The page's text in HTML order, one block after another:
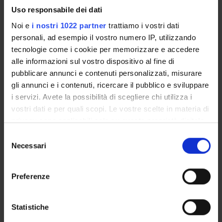
Uso responsabile dei dati
Noi e i nostri 1022 partner trattiamo i vostri dati
personali, ad esempio il vostro numero IP, utilizzando
tecnologie come i cookie per memorizzare e accedere
alle informazioni sul vostro dispositivo al fine di
pubblicare annunci e contenuti personalizzati, misurare
gli annunci e i contenuti, ricercare il pubblico e sviluppare
i servizi. Avete la possibilità di scegliere chi utilizza i
vostri dati e per quali scopi. Le vostre scelte in materia di
privacy sono applicabili solo su questa proprietà digitale
modificare o revocare il proprio consenso in qualsiasi
momento dalla Dichiarazione sui cookie o facendo clic
raccogliere informazioni sulla tua posizione
geografica, con un'approssimazione di qualche
delNecessari
Preferenze
Statistiche
età nella responsabilità extracontrattuale
CONCLUSIONI
Prof. CARLO GRANELLI, Università di Pavia
MODERATORE: Prof. STEFANO TROIANO, Università di
Verona
Prof. Riccardo Omodei Salé, Prof. Mirko
Dott.ssa Tina Daniela Culeac,
Dott.ssa Denise Guarnieri, Dott.ssa Lucrezia Bolla,
Segreteria scientifica e organizzativa:
Prof. Stefano